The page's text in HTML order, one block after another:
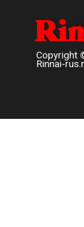
Copyright
Rinnai-